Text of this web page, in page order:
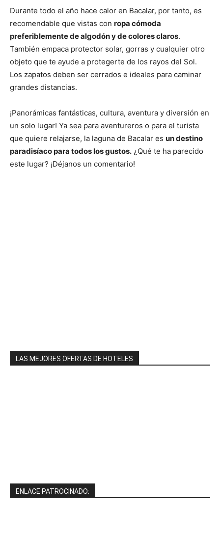
Durante todo el año hace calor en Bacalar, por tanto, es
recomendable que vistas con ropa cómoda
preferiblemente de algodón y de colores claros.
También empaca protector solar, gorras y cualquier otro
objeto que te ayude a protegerte de los rayos del Sol.
Los zapatos deben ser cerrados e ideales para caminar
grandes distancias.
¡Panorámicas fantásticas, cultura, aventura y diversión en
un solo lugar! Ya sea para aventureros o para el turista
que quiere relajarse, la laguna de Bacalar es un destino
paradisíaco para todos los gustos. ¿Qué te ha parecido
este lugar? ¡Déjanos un comentario!
LAS MEJORES OFERTAS DE HOTELES
ENLACE PATROCINADO: